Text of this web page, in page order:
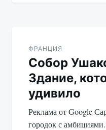
ФРАНЦИЯ
Собор
Здание,
удивило
Реклама от Google
городок с